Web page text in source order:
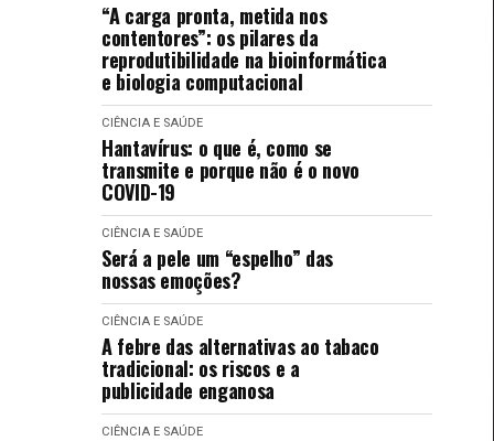
“A carga pronta, metida nos
contentores”: os pilares da
reprodutibilidade na bioinformática
e biologia computacional
CIÊNCIA E SAÚDE
Hantavírus: o que é, como se
transmite e porque não é o novo
COVID-19
CIÊNCIA E SAÚDE
Será a pele um “espelho” das
nossas emoções?
CIÊNCIA E SAÚDE
A febre das alternativas ao tabaco
tradicional: os riscos e a
publicidade enganosa
CIÊNCIA E SAÚDE